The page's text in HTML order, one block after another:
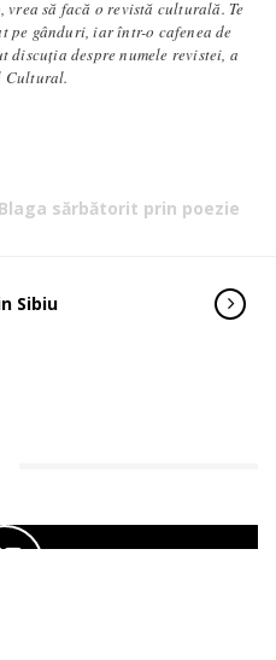
vrea să facă o revistă culturală. Te
pe gânduri, iar într-o cafenea de
discuția despre numele revistei, a
Cultural.
sărbătorit prin poezie
Sibiu